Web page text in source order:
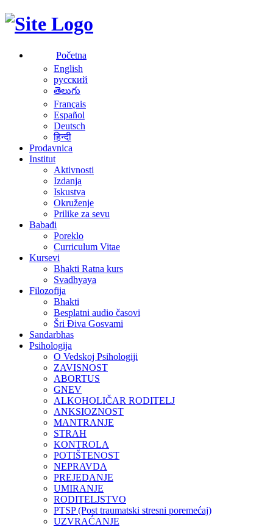
Početna
English
русский
తెలుగు
Français
Español
Deutsch
हिन्दी
Prodavnica
Institut
Aktivnosti
Izdanja
Iskustva
Okruženje
Prilike za sevu
Babađi
Poreklo
Curriculum Vitae
Kursevi
Bhakti Ratna kurs
Svadhyaya
Filozofija
Bhakti
Besplatni audio časovi
Šri Điva Gosvami
Sandarbhas
Psihologija
O Vedskoj Psihologiji
ZAVISNOST
ABORTUS
GNEV
ALKOHOLIČAR RODITELJ
ANKSIOZNOST
MANTRANJE
STRAH
KONTROLA
POTIŠTENOST
NEPRAVDA
PREJEDANJE
UMIRANJE
RODITELJSTVO
PTSP (Post traumatski stresni poremećaj)
UZVRAĆANJE